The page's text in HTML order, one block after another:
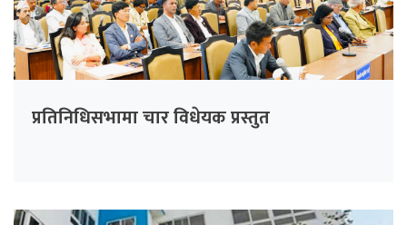
प्रतिनिधिसभामा चार विधेयक प्रस्तुत